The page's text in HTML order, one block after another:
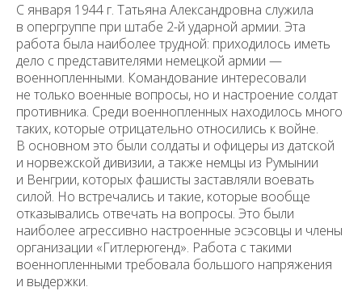
С января 1944 г. Татьяна Александровна служила
в опергруппе при штабе 2-й ударной армии. Эта
работа была наиболее трудной: приходилось иметь
дело с представителями немецкой армии —
военнопленными. Командование интересовали
не только военные вопросы, но и настроение солдат
противника. Среди военнопленных находилось много
таких, которые отрицательно относились к войне.
В основном это были солдаты и офицеры из датской
и норвежской дивизии, а также немцы из Румынии
и Венгрии, которых фашисты заставляли воевать
силой. Но встречались и такие, которые вообще
отказывались отвечать на вопросы. Это были
наиболее агрессивно настроенные эсэсовцы и члены
организации «Гитлерюгенд». Работа с такими
военнопленными требовала большого напряжения
и выдержки.